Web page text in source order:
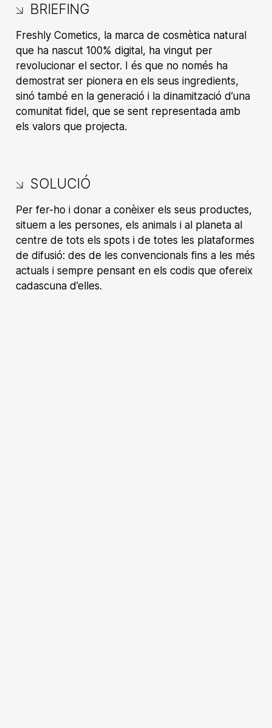
BRIEFING
Freshly Cometics, la marca de cosmètica natural
que ha nascut 100% digital, ha vingut per
revolucionar el sector. I és que no només ha
demostrat ser pionera en els seus ingredients,
sinó també en la generació i la dinamització d’una
comunitat fidel, que se sent representada amb
els valors que projecta.
SOLUCIÓ
Per fer-ho i donar a conèixer els seus productes,
situem a les persones, els animals i al planeta al
centre de tots els spots i de totes les plataformes
de difusió: des de les convencionals fins a les més
actuals i sempre pensant en els codis que ofereix
cadascuna d’elles.